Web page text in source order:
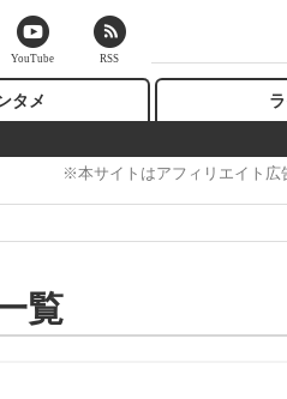
タメ
※本サイトはアフィリエイト広
覧
YouTube RSS